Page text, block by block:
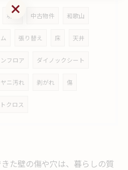
堺市 中古物件 和歌山
張り替え 床 天井
フロア ダイノックシート
ヤニ汚れ 剥がれ 傷
クロス
た壁の傷や穴は、暮らしの質
合わせはこちら